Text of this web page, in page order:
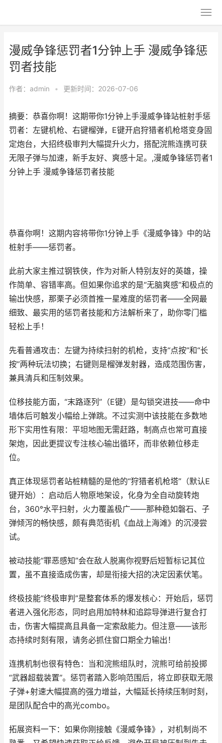
漫威争锋惩罚者1分钟上手 漫威争锋惩
罚者技能
作者： admin • 更新时间：2026-07-06
摘要：恭喜你啊！这期带你1分钟上手漫威争锋站桩射手惩
罚者：左键机枪、右键榴弹，E键开启狩猎者机枪塔变身固
定炮台，大招终极审判大幅提升火力，搭配浣熊连携可获
无限子弹与加速，新手友好、爽感十足。,漫威争锋惩罚者1
分钟上手 漫威争锋惩罚者技能
恭喜你啊！这期内容将带你1分钟上手《漫威争锋》中的站
桩射手——惩罚者。
此前大家主推过钢铁侠，作为对新人特别友好的英雄，操
作简单、容错率高。但如果你追求的是“无脑爽感”和极点的
输出快感，那栗子必须首推一星难度的惩罚者——全网最
细致、最实用的惩罚者技能和方法解析来了，助你零门槛
轻松上手！
先看普通攻击：左键为持续扫射的机枪，支持“点按”和“长
按”两种玩法切换；右键则是榴弹发射器，造成范围伤害，
兼具清兵和压制效果。
位移技能方面，“末路逐列”（E键）是勾锁突进技——命中
墙体后可触发小幅给上弹跳。不过实测中该技能在多数地
形下实用性有限：平坦地图无需赶路，制高点也常可直接
架炮，因此更提议专注核心输出循环，而非依赖位移走
位。
真正体现惩罚者站桩精髓的是他的“狩猎者机枪塔”（默认E
键开始）：启动后人物原地架设，化身为全自动旋转炮
台，360°水平扫射，火力覆盖极广——那种稳如磐石、子
弹倾泻的畅快感，颇有典范街机《血战上海滩》的沉浸尝
试。
被动技能“罪恶感知”会在敌人脱离你视野后短暂标记其位
置，虽不直接造成伤害，却是衔接大招的决定因素伏笔。
终极技能“终极审判”是整套体系的爆发核心：开始后，惩罚
者进入强化形态，同时启用加特林和追踪导弹进行复合打
击，伤害大幅提高且具备一定索敌能力。但注意——该形
态持续时刻有限，请务必抓住窗口期全力输出！
连携机制也很有特色：当和浣熊组队时，浣熊可给前投掷
“武器超载装置”。惩罚者踏入影响范围后，将立即获取无限
子弹+射速大幅提高的强力增益，大幅延长持续压制时刻，
是团队配合中的高光combo。
拓展资料一下：如果你刚接触《漫威争锋》，对机制尚不